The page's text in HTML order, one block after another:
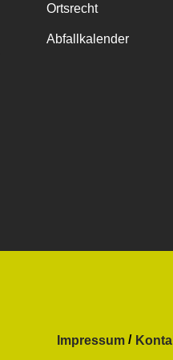
Ortsrecht
Abfallkalender
Impressum